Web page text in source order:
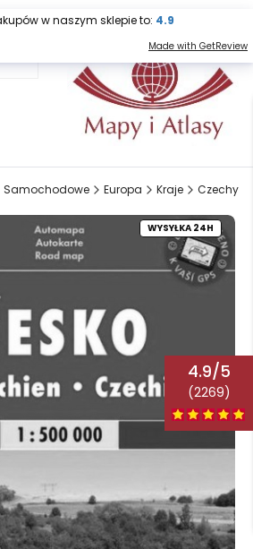
sklep@mapy.net.pl
Samochodowe Europa Kraje Czechy
WYSYŁKA 24H
4.9/5
(2269)
w naszym sklepie to: 4.9
Made with GetReview